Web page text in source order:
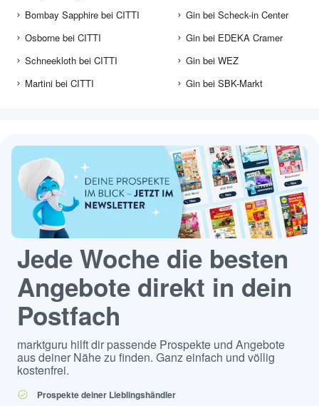
Bombay Sapphire bei CITTI
Osborne bei CITTI
Schneekloth bei CITTI
Martini bei CITTI
Gin bei Scheck-in Center
Gin bei EDEKA Cramer
Gin bei WEZ
Gin bei SBK-Markt
Jede Woche die besten
Angebote direkt in dein
Postfach
marktguru hilft dir passende Prospekte und Angebote
aus deiner Nähe zu finden. Ganz einfach und völlig
kostenfrei.
Prospekte deiner Lieblingshändler